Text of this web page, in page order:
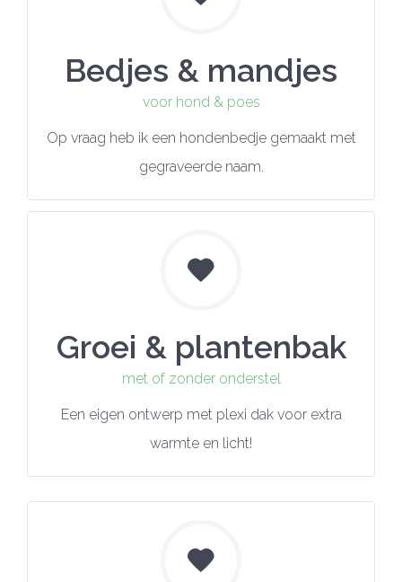
Bedjes & mandjes
voor hond & poes
Op vraag heb ik een hondenbedje gemaakt met
gegraveerde naam.
Groei & plantenbak
met of zonder onderstel
Een eigen ontwerp met plexi dak voor extra
warmte en licht!